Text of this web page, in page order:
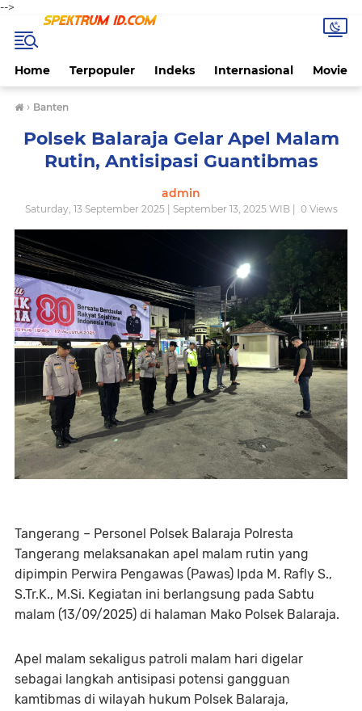
-->
Home Terpopuler Indeks Internasional Movie
› Banten
Polsek Balaraja Gelar Apel Malam
Rutin, Antisipasi Guantibmas
admin
Saturday, 13 September 2025 | September 13, 2025 WIB | 0Views
Tangerang – Personel Polsek Balaraja Polresta
Tangerang melaksanakan apel malam rutin yang
dipimpin Perwira Pengawas (Pawas) Ipda M. Rafly S.,
S.Tr.K., M.Si. Kegiatan ini berlangsung pada Sabtu
malam (13/09/2025) di halaman Mako Polsek Balaraja.
Apel malam sekaligus patroli malam hari digelar
sebagai langkah antisipasi potensi gangguan
kamtibmas di wilayah hukum Polsek Balaraja,